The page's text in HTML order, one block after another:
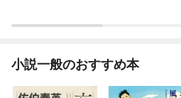
小説一般のおすすめ本